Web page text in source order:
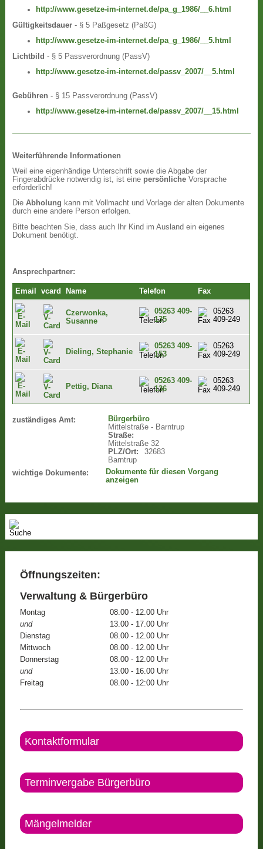
http://www.gesetze-im-internet.de/pa_g_1986/__6.html
Gültigkeitsdauer - § 5 Paßgesetz (PaßG)
http://www.gesetze-im-internet.de/pa_g_1986/__5.html
Lichtbild - § 5 Passverordnung (PassV)
http://www.gesetze-im-internet.de/passv_2007/__5.html
Gebühren - § 15 Passverordnung (PassV)
http://www.gesetze-im-internet.de/passv_2007/__15.html
Weiterführende Informationen
Weil eine eigenhändige Unterschrift sowie die Abgabe der
Fingerabdrücke notwendig ist, ist eine persönliche Vorsprache
erforderlich!
DieAbholung kann mit Vollmacht und Vorlage der alten Dokumente
durch eine andere Person erfolgen.
Bitte beachten Sie, dass auch Ihr Kind im Ausland ein eigenes
Dokument benötigt.
Ansprechpartner:
Email vcard Name Telefon Fax
Czerwonka,
Susanne
05263 409-
135
05263
409-249
Dieling, Stephanie
05263 409-
153
05263
409-249
Pettig, Diana
05263 409-
136
05263
409-249
zuständiges Amt:
Bürgerbüro
Mittelstraße - Barntrup
Straße:
Mittelstraße 32
PLZ/Ort:
32683
Barntrup
wichtige Dokumente:
Dokumente für diesen Vorgang
anzeigen
Öffnungszeiten:
Verwaltung & Bürgerbüro
Montag
08.00 - 12.00 Uhr
und
13.00 - 17.00 Uhr
Dienstag
08.00 - 12.00 Uhr
Mittwoch
08.00 - 12.00 Uhr
Donnerstag
08.00 - 12.00 Uhr
und
13.00 - 16.00 Uhr
Freitag
08.00 - 12:00 Uhr
Kontaktformular
Terminvergabe Bürgerbüro
Mängelmelder